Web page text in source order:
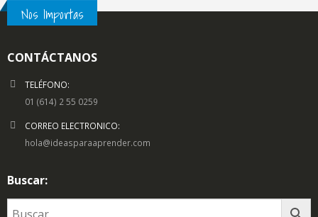
Nos Importas
CONTÁCTANOS
TELÉFONO:
01 (614) 2 55 0259
CORREO ELECTRONICO:
hola@ideasparaaprender.com
Buscar: